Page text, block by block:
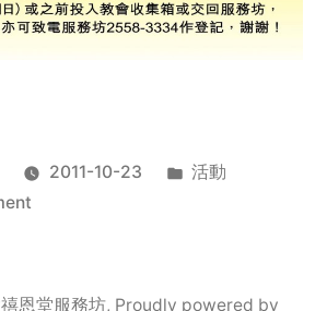
2011-10-23
Posted
活動
on
服
恩堂服務坊, Proudly powered by